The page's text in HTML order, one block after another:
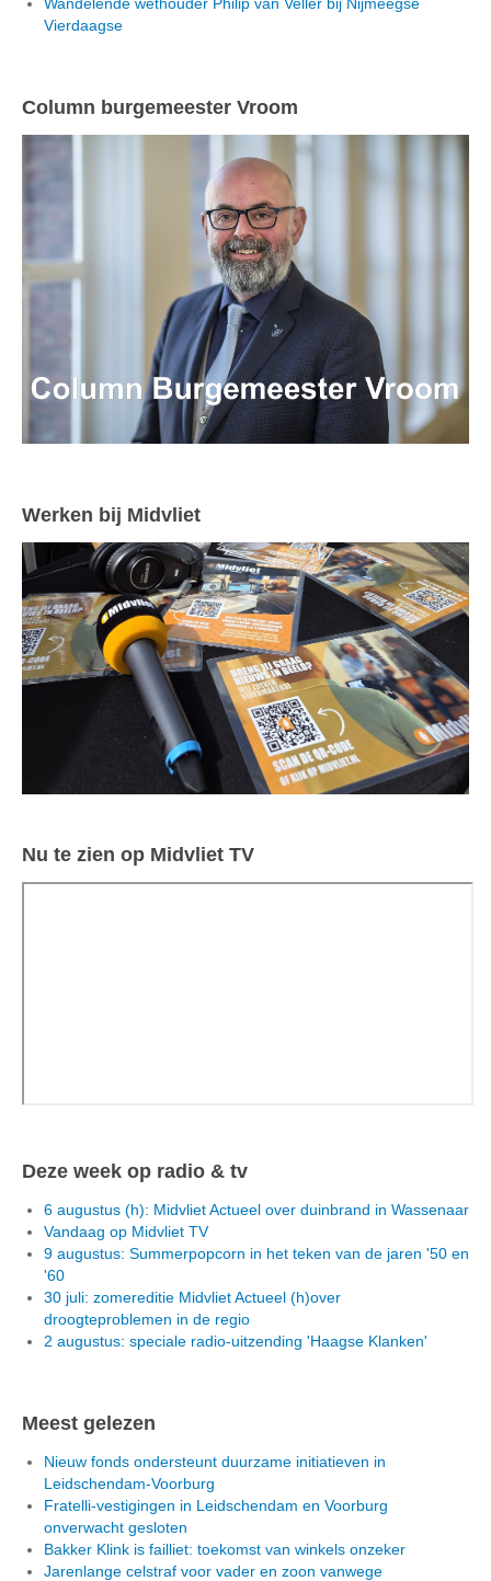
Vierdaagse
Column burgemeester Vroom
Werken bij Midvliet
Nu te zien op Midvliet TV
Deze week op radio & tv
6 augustus (h): Midvliet Actueel over duinbrand in Wassenaar
Vandaag op Midvliet TV
9 augustus: Summerpopcorn in het teken van de jaren '50 en
'60
30 juli: zomereditie Midvliet Actueel (h)over
droogteproblemen in de regio
2 augustus: speciale radio-uitzending 'Haagse Klanken'
Meest gelezen
Nieuw fonds ondersteunt duurzame initiatieven in
Leidschendam-Voorburg
Fratelli-vestigingen in Leidschendam en Voorburg
onverwacht gesloten
Bakker Klink is failliet: toekomst van winkels onzeker
Jarenlange celstraf voor vader en zoon vanwege